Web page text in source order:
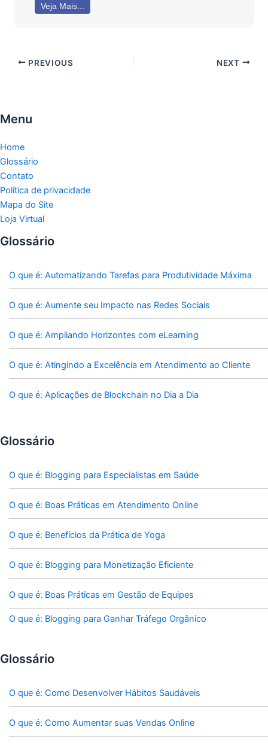
Veja Mais...
PREVIOUS NEXT
Menu
Home
Glossário
Contato
Política de privacidade
Mapa do Site
Loja Virtual
Glossário
O que é: Automatizando Tarefas para Produtividade Máxima
O que é: Aumente seu Impacto nas Redes Sociais
O que é: Ampliando Horizontes com eLearning
O que é: Atingindo a Excelência em Atendimento ao Cliente
O que é: Aplicações de Blockchain no Dia a Dia
Glossário
O que é: Blogging para Especialistas em Saúde
O que é: Boas Práticas em Atendimento Online
O que é: Benefícios da Prática de Yoga
O que é: Blogging para Monetização Eficiente
O que é: Boas Práticas em Gestão de Equipes
O que é: Blogging para Ganhar Tráfego Orgânico
Glossário
O que é: Como Desenvolver Hábitos Saudáveis
O que é: Como Aumentar suas Vendas Online